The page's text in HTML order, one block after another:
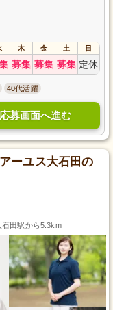
木 金 土 日
募集 募集 募集 定休
40代活躍
応募画面へ進む
ーユス大石田の
田駅から5.3km